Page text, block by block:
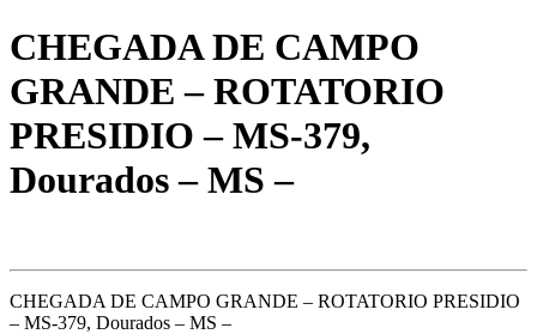
CHEGADA DE CAMPO
GRANDE – ROTATORIO
PRESIDIO – MS-379,
Dourados – MS –
CHEGADA DE CAMPO GRANDE – ROTATORIO PRESIDIO
– MS-379, Dourados – MS –